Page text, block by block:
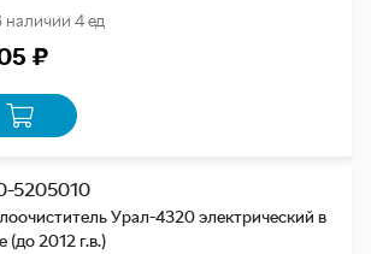
наличии 4 ед
₽
5205010
Урал-4320 электрический в
(до 2012 г.в.)